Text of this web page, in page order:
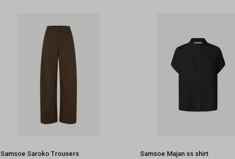
Samsoe Saroko Trousers Samsoe Majan ss shirt